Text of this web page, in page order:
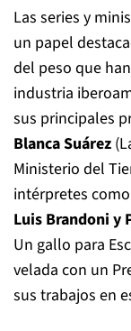
Las series y
un papel
del peso que
industria
sus principales
Blanca Suárez
Ministerio del
intérpretes como
Luis Brandoni y
Un gallo para
velada con un
sus trabajos en